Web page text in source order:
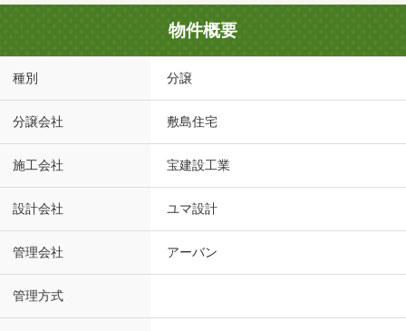
物件概要
種別 分譲
分譲会社 敷島住宅
施工会社 宝建設工業
設計会社 ユマ設計
管理会社 アーバン
管理方式